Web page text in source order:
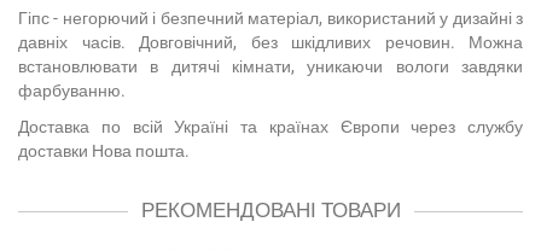
Гіпс - негорючий і безпечний матеріал, використаний у дизайні з
давніх часів. Довговічний, без шкідливих речовин. Можна
встановлювати в дитячі кімнати, уникаючи вологи завдяки
фарбуванню.
Доставка по всій Україні та країнах Європи через службу
доставки Нова пошта.
РЕКОМЕНДОВАНІ ТОВАРИ